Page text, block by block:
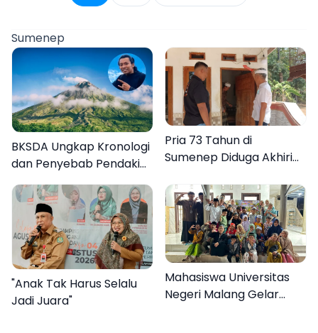
Sumenep
BKSDA Ungkap Kronologi
dan Penyebab Pendaki
asal Sumenep Meninggal
di Gunung Argopuro
Pria 73 Tahun di
Sumenep Diduga Akhiri
"Anak Tak Harus Selalu
Jadi Juara"
Mahasiswa Universitas
Negeri Malang Gelar